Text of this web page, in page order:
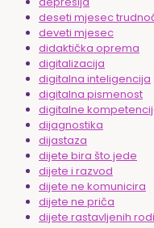
deseti mjesec
deveti mjesec
didaktička oprema
digitalizacija
digitalna inteligencija
digitalna pismenost
digitalne
dijagnostika
dijastaza
dijete bira što jede
dijete i razvod
dijete ne komunicira
dijete ne priča
dijete rastavljenih